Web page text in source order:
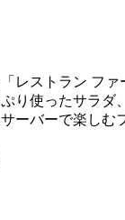
レストラン フ
り使ったサラダ
ーバーで楽し